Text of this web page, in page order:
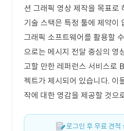
션 그래픽 영상 제작을 목표로
기술 스택은 특정 툴에 제약이
그래픽 소프트웨어를 활용할
으로는 메시지 전달 중심의 영
고할 만한 레퍼런스 서비스로
젝트가 제시되어 있습니다. 이
작에 대한 영감을 제공할 것으
로그인 후 무료 견적